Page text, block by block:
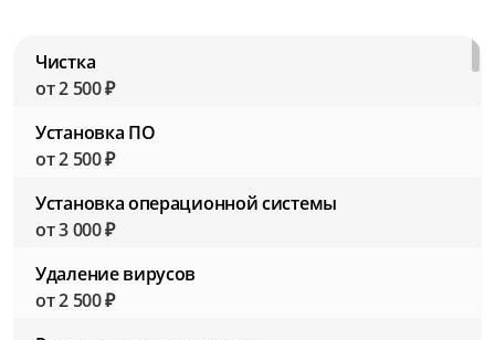
Чистка
от 2 500 ₽
Установка ПО
от 2 500 ₽
Установка операционной системы
от 3 000 ₽
Удаление вирусов
от 2 500 ₽